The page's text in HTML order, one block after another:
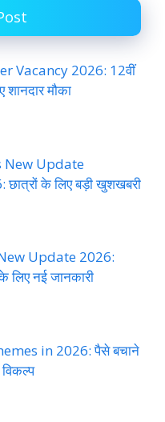
Vacancy 2026: 12वीं
शानदार मौका
New Update
के लिए बड़ी खुशखबरी
Update 2026:
लिए नई जानकारी
in 2026: पैसे बचाने